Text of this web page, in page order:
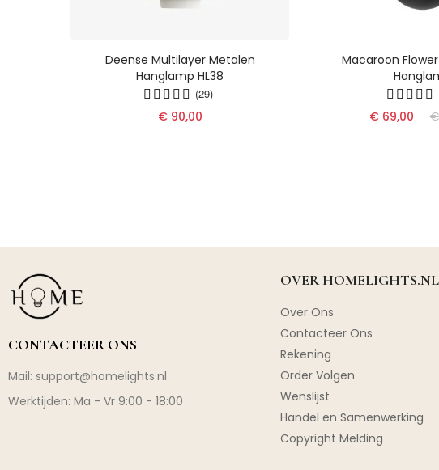
Deense Multilayer Metalen
Hanglamp HL38
(29)
€ 90,00
Macaroon
€ 69,00 €
CONTACTEER ONS
Mail: support@homelights.nl
Werktijden: Ma - Vr 9:00 - 18:00
OVER HOMELIGHTS.NL
Over Ons
Contacteer Ons
Rekening
Order Volgen
Wenslijst
Handel en Samenwerking
Copyright Melding